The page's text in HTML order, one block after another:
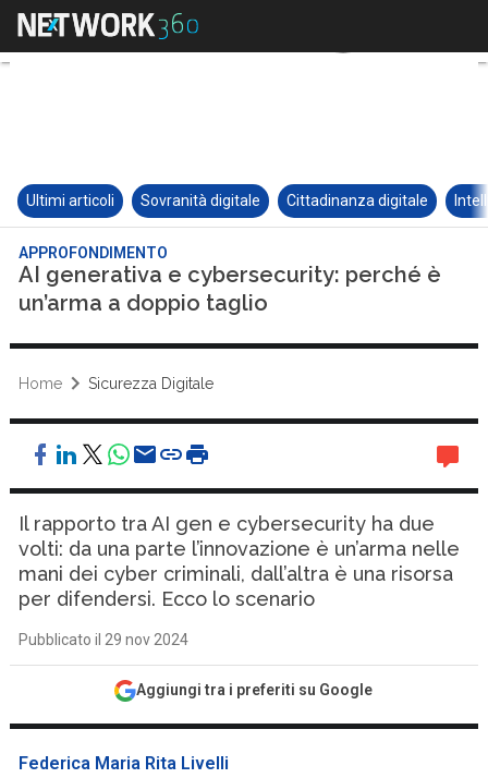
Ultimi articoli Sovranità digitale Cittadinanza digitale
APPROFONDIMENTO
AI generativa e cybersecurity: perché è
un’arma a doppio taglio
Home Sicurezza Digitale
Il rapporto tra AI gen e cybersecurity ha due
volti: da una parte l’innovazione è un’arma nelle
mani dei cyber criminali, dall’altra è una risorsa
per difendersi. Ecco lo scenario
Pubblicato il 29 nov 2024
Aggiungi tra i preferiti su Google
Federica Maria Rita Livelli